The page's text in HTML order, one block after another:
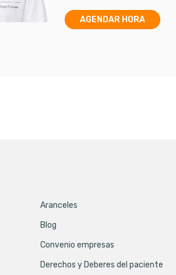
AGENDAR HORA
Aranceles
Blog
Convenio empresas
Derechos y Deberes del paciente